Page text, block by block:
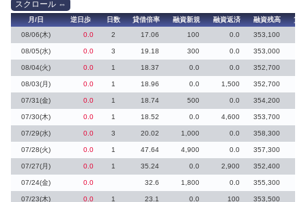
月/日 逆日歩 日数 貸借倍率 融資新規 融資返済 融資残高
貸
08/06(木)
0.0 2 17.06 100 0.0 353,100
08/05(水) 0.0 3 19.18 300 0.0 353,000
08/04(火) 0.0 1 18.37 0.0 0.0 352,700
08/03(月) 0.0 1 18.96 0.0 1,500 352,700
07/31(金) 0.0 1 18.74 500 0.0 354,200
07/30(木) 0.0 1 18.52 0.0 4,600 353,700
07/29(水) 0.0 3 20.02 1,000 0.0 358,300
07/28(火) 0.0 1 47.64 4,900 0.0 357,300
07/27(月) 0.0 1 35.24 0.0 2,900 352,400
07/24(金) 0.0 32.6 1,800 0.0 355,300
07/23(木) 0.0 1 23.1 0.0 100 353,500